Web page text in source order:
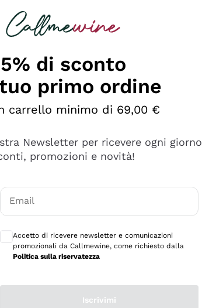
5% di sconto
primo ordine
carrello minimo di 69,00 €
Newsletter per ricevere ogni giorno
promozioni e novità!
Email
Accetto di ricevere newsletter e comunicazioni
promozionali da Callmewine, come richiesto dalla
Politica sulla riservatezza
Iscrivimi